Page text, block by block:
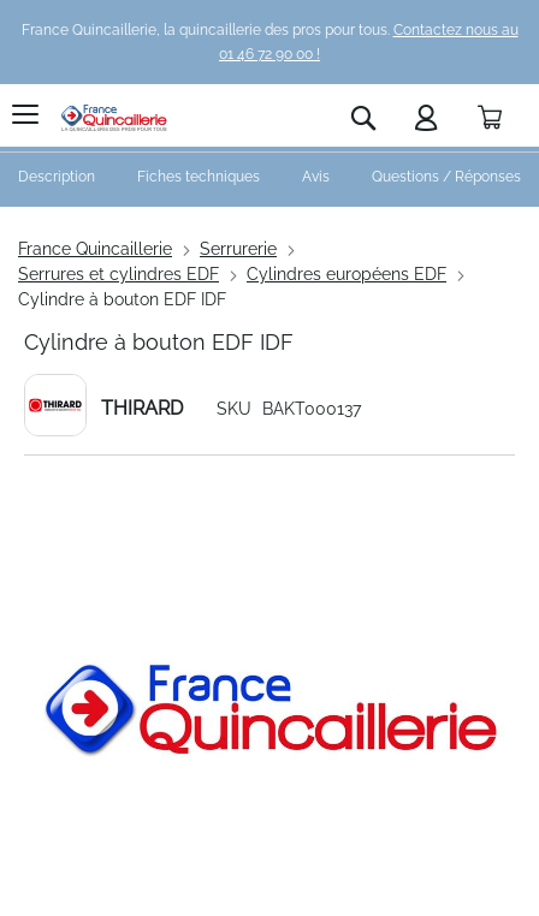
France Quincaillerie, la quincaillerie des pros pour tous. Contactez nous au
01 46 72 90 00 !
Rechercher
France Quincaillerie
Serrurerie
Serrures et cylindres EDF
Cylindres européens EDF
Cylindre à bouton EDF IDF
Cylindre à bouton EDF IDF
THIRARD SKU BAKT000137
Description Fiches techniques Avis Questions / Réponses